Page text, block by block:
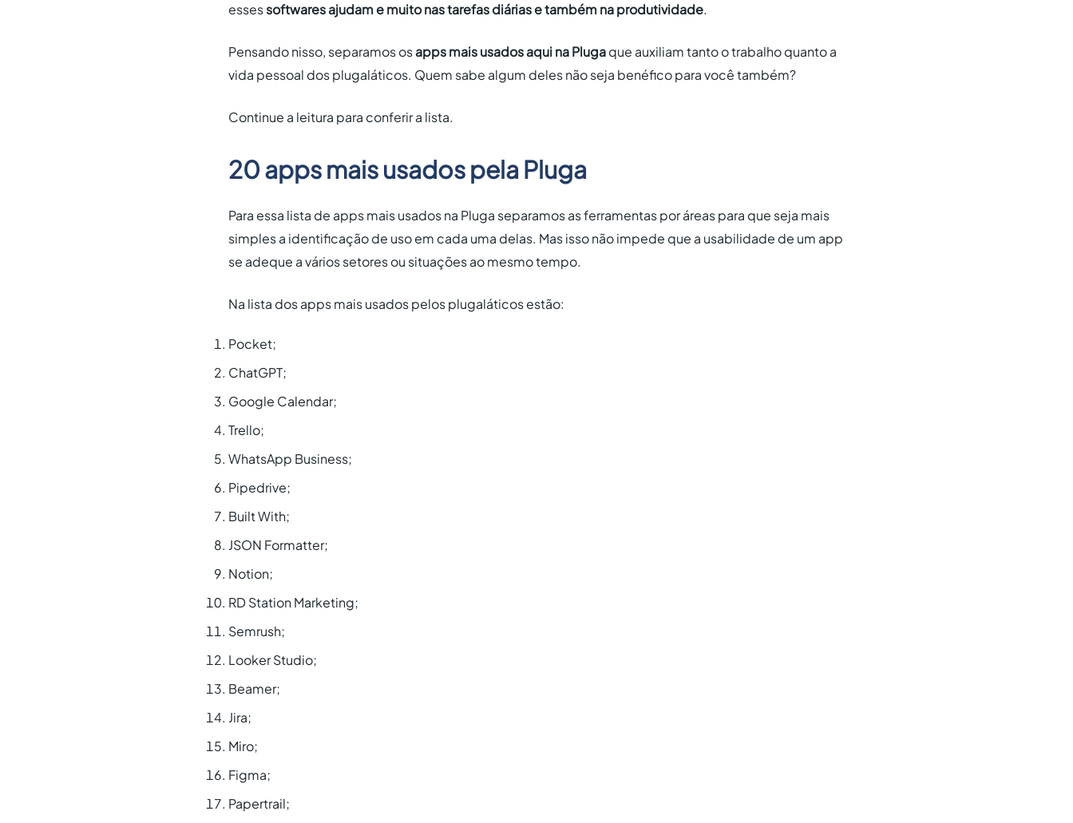
essessoftwares ajudam e muito nas tarefas diárias e também na produtividade.
Pensando nisso, separamos osapps mais usados aqui na Plugaque auxiliam tanto o trabalho quanto a
vida pessoal dos plugaláticos. Quem sabe algum deles não seja benéfico para você também?
Continue a leitura para conferir a lista.
20 apps mais usados pela Pluga
Para essa lista de apps mais usados na Pluga separamos as ferramentas por áreas para que seja mais
simples a identificação de uso em cada uma delas. Mas isso não impede que a usabilidade de um app
se adeque a vários setores ou situações ao mesmo tempo.
Na lista dos apps mais usados pelos plugaláticos estão:
Pocket;
ChatGPT;
Google Calendar;
Trello;
WhatsApp Business;
Pipedrive;
Built With;
JSON Formatter;
Notion;
RD Station Marketing;
Semrush;
Looker Studio;
Beamer;
Jira;
Miro;
Figma;
Papertrail;